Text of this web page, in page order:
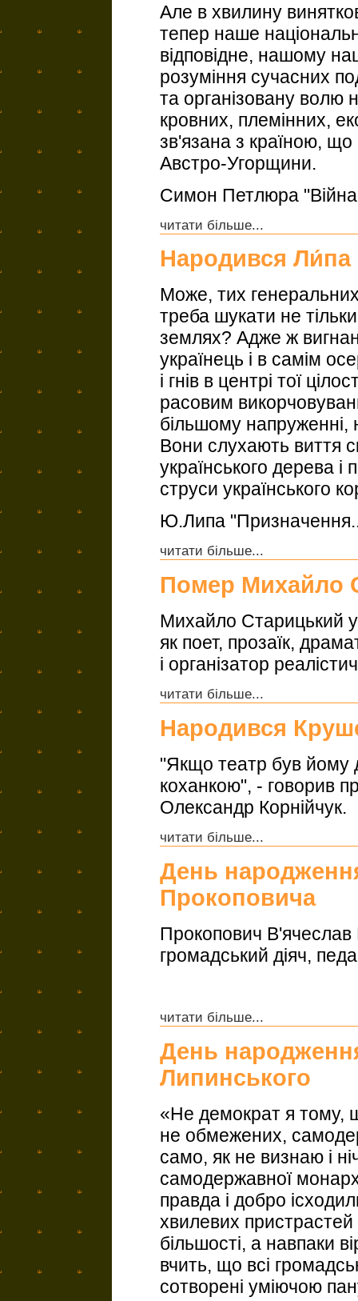
Але в хвилину
тепер наше
відповідне, нашому
розуміння сучасних
та організовану волю
кровних, племінних,
зв'язана з країною, що
Австро-Угорщини.
Симон Петлюра "Війна
читати більше...
Народився
Може, тих генеральних
треба шукати не
землях? Адже ж
українець і в самім
і гнів в центрі тої
расовим
більшому напруженні,
Вони слухають виття
українського дерева
струси українського
Ю.Липа
читати більше...
Помер Михайло
Михайло Старицький
як поет, прозаїк,
і організатор
читати більше...
Народився
"Якщо театр був йому
коханкою", - говорив
Олександр Корнійчук.
читати більше...
День
Прокоповича
Прокопович В'ячеслав
громадський діяч,
читати більше...
День
Липинського
«Не демократ я тому,
не обмежених,
само, як не визнаю і
самодержавної
правда і добро
хвилевих
більшості, а навпаки
вчить, що всі
сотворені уміючою